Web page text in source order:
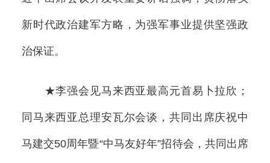
新时代政治建军方略，为强军事业提供坚强政
治保证。
★李强会见马来西亚最高元首易卜拉欣；
同马来西亚总理安瓦尔会谈，共同出席庆祝中
马建交50周年暨“中马友好年”招待会，共同出席